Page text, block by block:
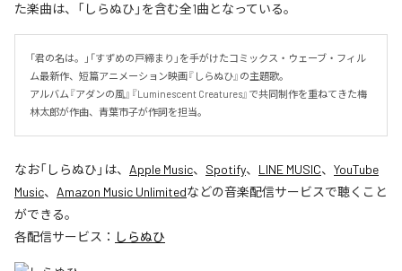
た楽曲は、「しらぬひ」を含む全1曲となっている。
「君の名は。」「すずめの戸締まり」を手がけたコミックス・ウェーブ・フィル
ム最新作、短篇アニメーション映画『しらぬひ』の主題歌。
アルバム『アダンの風』『Luminescent Creatures』で共同制作を重ねてきた梅
林太郎が作曲、青葉市子が作詞を担当。
なお「しらぬひ 」は、 Apple Music、 Spotify、 LINE MUSIC、 YouTube
Music、 Amazon Music Unlimitedなどの音楽配信サービスで聴くこと
ができる。
各配信サービス： しらぬひ